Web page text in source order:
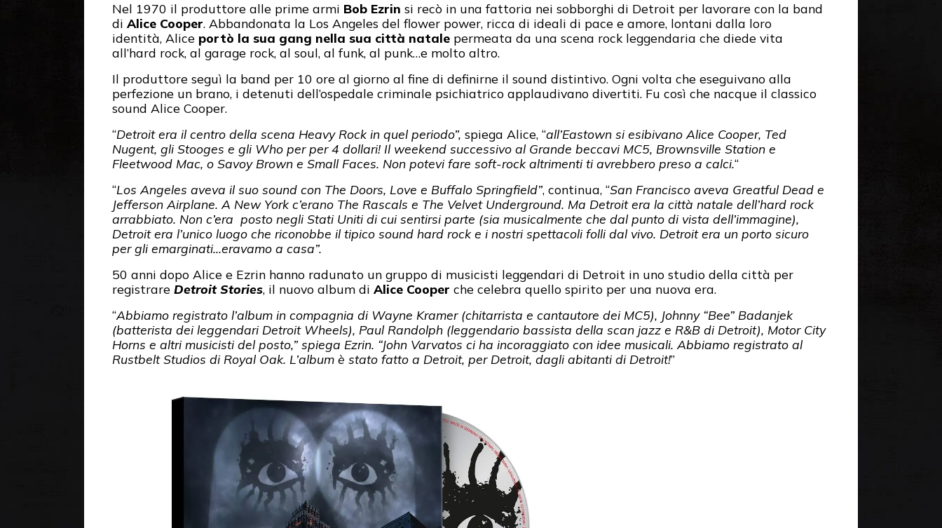
Nel 1970 il produttore alle prime armi Bob Ezrin si recò in una fattoria nei sobborghi di Detroit per lavorare con la band
di Alice Cooper. Abbandonata la Los Angeles del flower power, ricca di ideali di pace e amore, lontani dalla loro
identità, Alice portò la sua gang nella sua città natale permeata da una scena rock leggendaria che diede vita
all’hard rock, al garage rock, al soul, al funk, al punk…e molto altro.
Il produttore seguì la band per 10 ore al giorno al fine di definirne il sound distintivo. Ogni volta che eseguivano alla
perfezione un brano, i detenuti dell’ospedale criminale psichiatrico applaudivano divertiti. Fu così che nacque il classico
sound Alice Cooper.
“Detroit era il centro della scena Heavy Rock in quel periodo”, spiega Alice, “all’Eastown si esibivano Alice Cooper, Ted
Nugent, gli Stooges e gli Who per per 4 dollari! Il weekend successivo al Grande beccavi MC5, Brownsville Station e
Fleetwood Mac, o Savoy Brown e Small Faces. Non potevi fare soft-rock altrimenti ti avrebbero preso a calci.“
“Los Angeles aveva il suo sound con The Doors, Love e Buffalo Springfield”, continua, “San Francisco aveva Greatful Dead e
Jefferson Airplane. A New York c’erano The Rascals e The Velvet Underground. Ma Detroit era la città natale dell’hard rock
arrabbiato. Non c’era posto negli Stati Uniti di cui sentirsi parte (sia musicalmente che dal punto di vista dell’immagine),
Detroit era l’unico luogo che riconobbe il tipico sound hard rock e i nostri spettacoli folli dal vivo. Detroit era un porto sicuro
per gli emarginati…eravamo a casa”.
50 anni dopo Alice e Ezrin hanno radunato un gruppo di musicisti leggendari di Detroit in uno studio della città per
registrare Detroit Stories, il nuovo album di Alice Cooper che celebra quello spirito per una nuova era.
“Abbiamo registrato l’album in compagnia di Wayne Kramer (chitarrista e cantautore dei MC5), Johnny “Bee” Badanjek
(batterista dei leggendari Detroit Wheels), Paul Randolph (leggendario bassista della scan jazz e R&B di Detroit), Motor City
Horns e altri musicisti del posto,” spiega Ezrin. “John Varvatos ci ha incoraggiato con idee musicali. Abbiamo registrato al
Rustbelt Studios di Royal Oak. L’album è stato fatto a Detroit, per Detroit, dagli abitanti di Detroit!”